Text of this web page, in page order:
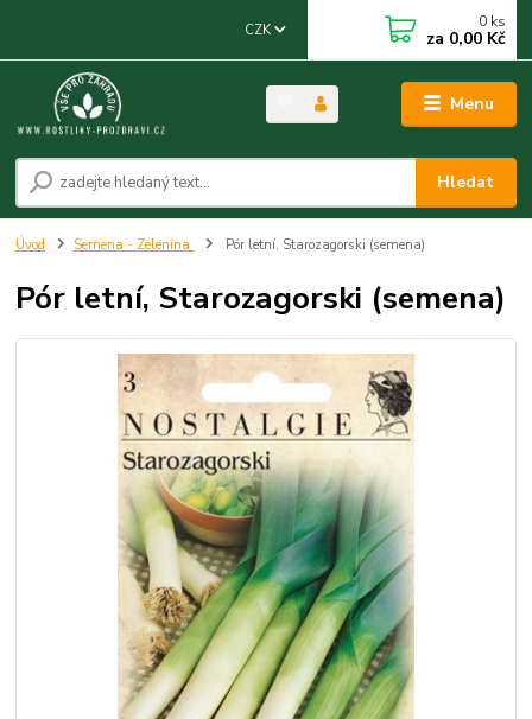
Menu
CZK
Hledat
0 ks
za 0,00 Kč
Úvod Semena - Zelenina Pór letní, Starozagorski (semena)
Pór letní, Starozagorski (semena)